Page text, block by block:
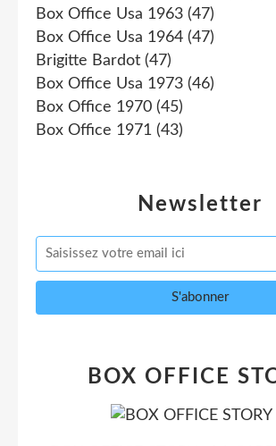
Newsletter
Box Office Usa 1963 (47)
Box Office Usa 1964 (47)
Brigitte Bardot (47)
Box Office Usa 1973 (46)
Box Office 1970 (45)
Box Office 1971 (43)
BOX OFFICE